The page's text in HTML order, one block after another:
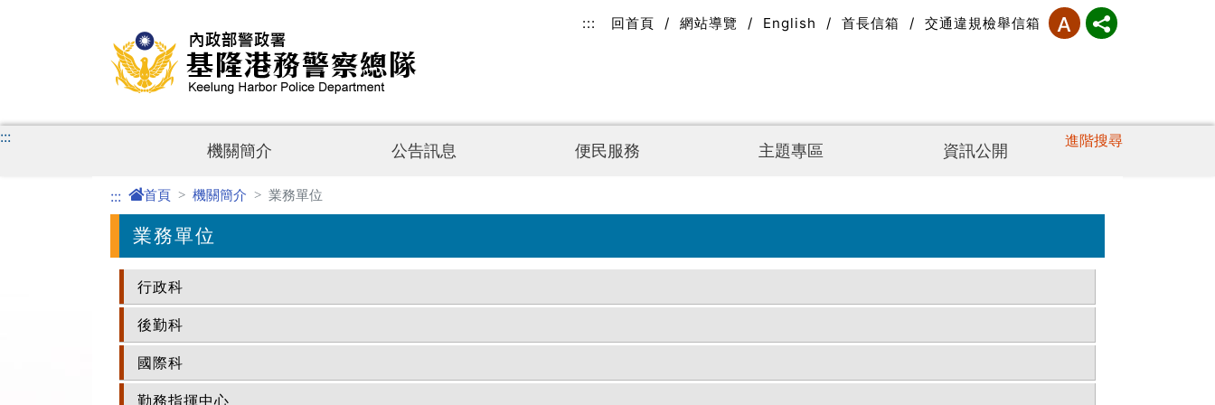
::: 回首頁 / 網站導覽 / English / 首長信箱 / 交通違規檢舉信箱
進階搜尋
:::
機關簡介 公告訊息 便民服務 主題專區 資訊公開
::: 首頁 機關簡介 業務單位
業務單位
行政科
後勤科
國際科
勤務指揮中心